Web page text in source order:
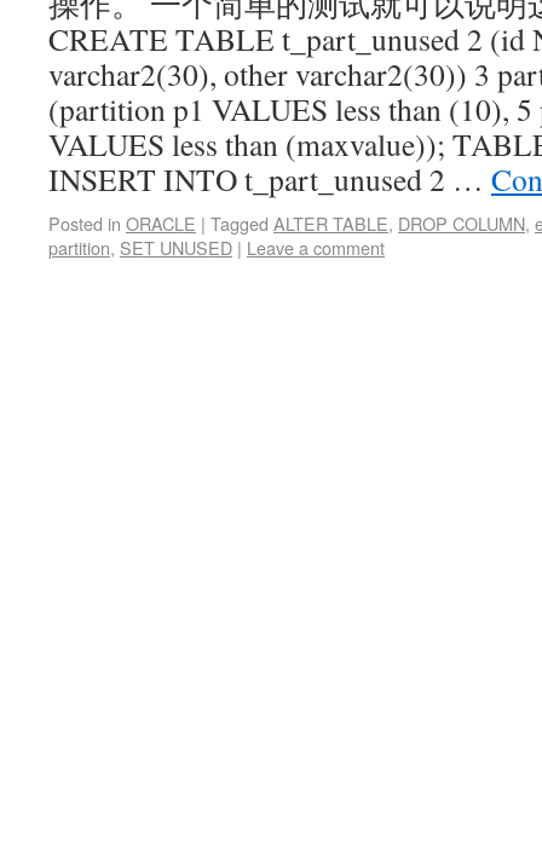
CREATE TABLE t_part_unused 2 (id
varchar2(30), other varchar2(30)) 3
(partition p1 VALUES less than (10),
VALUES less than (maxvalue));
INSERT INTO t_part_unused 2 …
Posted in ORACLE | Tagged ALTER TABLE, DROP COLUMN,
partition, SET UNUSED | Leave a comment